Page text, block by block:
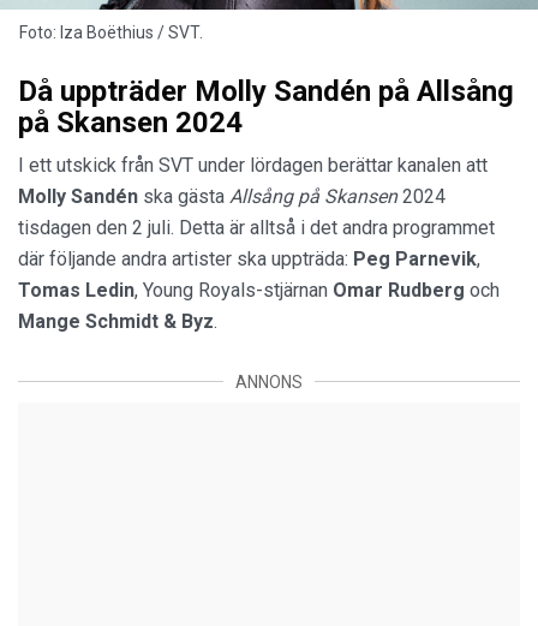
Foto: Iza Boëthius / SVT.
Då uppträder Molly Sandén på Allsång
på Skansen 2024
I ett utskick från SVT under lördagen berättar kanalen att
Molly Sandén ska gästa Allsång på Skansen2024
tisdagen den 2 juli. Detta är alltså i det andra programmet
där följande andra artister ska uppträda: Peg Parnevik,
Tomas Ledin, Young Royals-stjärnan Omar Rudberg och
Mange Schmidt & Byz.
ANNONS